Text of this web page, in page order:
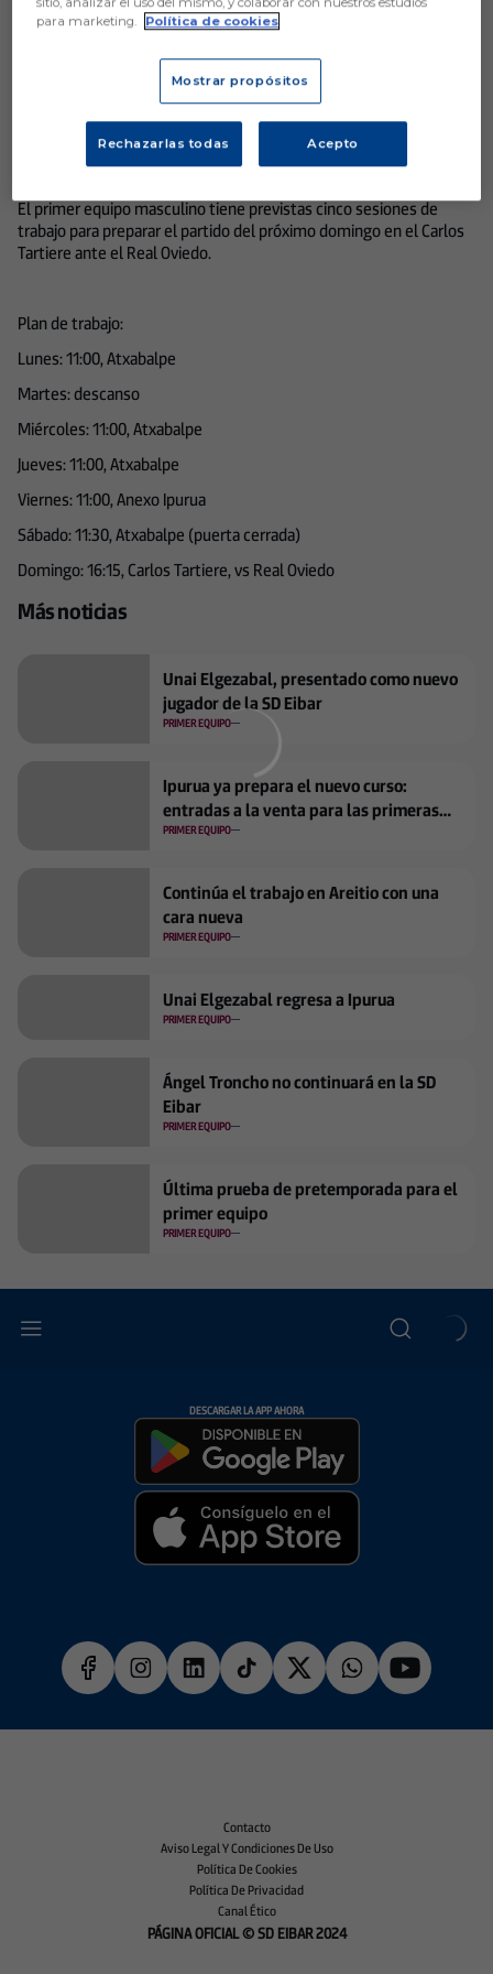
SD Eibar
Aún no hay reacciones. ¡Sé el primero!
El primer equipo masculino tiene previstas cinco sesiones de
trabajo para preparar el partido del próximo domingo en el Carlos
Tartiere ante el Real Oviedo.
Plan de trabajo:
Lunes: 11:00, Atxabalpe
Martes: descanso
Miércoles: 11:00, Atxabalpe
Jueves: 11:00, Atxabalpe
Viernes: 11:00, Anexo Ipurua
Sábado: 11:30, Atxabalpe (puerta cerrada)
Domingo: 16:15, Carlos Tartiere, vs Real Oviedo
Más noticias
Unai Elgezabal, presentado como nuevo
jugador de la SD Eibar
PRIMER EQUIPO
Ipurua ya prepara el nuevo curso:
entradas a la venta para las primeras
jornadas
PRIMER EQUIPO
Continúa el trabajo en Areitio con una
cara nueva
PRIMER EQUIPO
Unai Elgezabal regresa a Ipurua
PRIMER EQUIPO
Ángel Troncho no continuará en la SD
Eibar
PRIMER EQUIPO
Última prueba de pretemporada para el
primer equipo
PRIMER EQUIPO
DESCARGAR LA APP AHORA
Contacto
Aviso Legal Y Condiciones De Uso
Política De Cookies
Política De Privacidad
Canal Ético
PÁGINA OFICIAL © SD EIBAR 2024
para marketing.
Política de cookies
Mostrar propósitos
Rechazarlas todas Acepto